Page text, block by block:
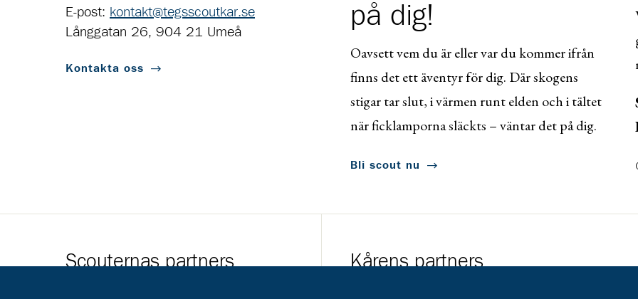
E-post: kontakt@tegsscoutkar.se
Långgatan 26, 904 21 Umeå
Kontakta oss
på dig!
Oavsett vem du är eller var du kommer ifrån
finns det ett äventyr för dig. Där skogens
stigar tar slut, i värmen runt elden och i tältet
när ficklamporna släckts – väntar det på dig.
Bli scout nu
Scouternas partners Kårens partners